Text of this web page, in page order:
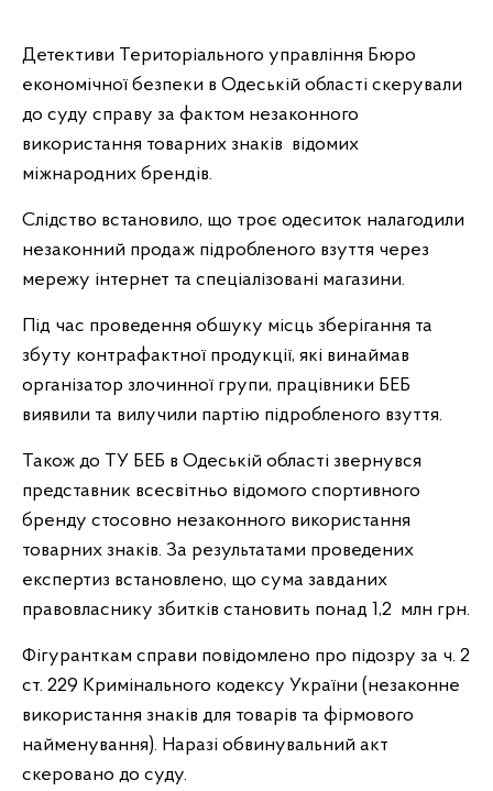
Детективи Територіального управління Бюро
економічної безпеки в Одеській області скерували
до суду справу за фактом незаконного
використання товарних знаків відомих
міжнародних брендів.
Слідство встановило, що троє одеситок налагодили
незаконний продаж підробленого взуття через
мережу інтернет та спеціалізовані магазини.
Під час проведення обшуку місць зберігання та
збуту контрафактної продукції, які винаймав
організатор злочинної групи, працівники БЕБ
виявили та вилучили партію підробленого взуття.
Також до ТУ БЕБ в Одеській області звернувся
представник всесвітньо відомого спортивного
бренду стосовно незаконного використання
товарних знаків. За результатами проведених
експертиз встановлено, що сума завданих
правовласнику збитків становить понад 1,2 млн грн.
Фігуранткам справи повідомлено про підозру за ч. 2
ст. 229 Кримінального кодексу України (незаконне
використання знаків для товарів та фірмового
найменування). Наразі обвинувальний акт
скеровано до суду.